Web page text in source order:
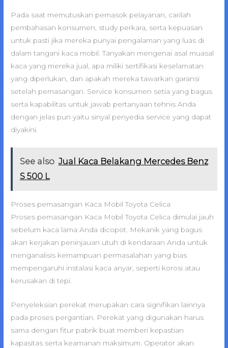
Pada saat memutuskan pemasok pelayanan, carilah
pembahasan konsumen, study perkara, serta kepuasan
untuk pasti jika mereka punyai pengalaman yang luas di
dalam tangani kaca mobil. Tanyakan mengenai asal muasal
kaca yang mereka jual, apa miliki sertifikasi keselamatan
yang diperlukan, dan apakah mereka tawarkan garansi
setelah pemasangan. Service konsumen setia yang bagus
serta kapabilitas untuk jawab pertanyaan tehnis Anda
dengan jelas pun yaitu sinyal penyedia service yang dapat
diyakini.
See also Jual Kaca Belakang Mercedes Benz
S 500 L
Proses pemasangan Kaca Mobil Toyota Celica
Proses pemasangan Kaca Mobil Toyota Celica dimulai jauh
sebelum kaca lama Anda dicopot. Mekanik yang bagus
akan kerjakan peninjauan utuh di kendaraan Anda untuk
menganalisis kemampuan permasalahan yang bias
mempengaruhi instalasi kaca anyar, seperti korosi atau
kerusakan di tepi.
Penyeleksian perekat merupakan cara signifikan lainnya
pada proses pergantian. Perekat yang digunakan harus
sama dengan fitur pabrik buat memberi kepastian
kapasitas serta keamanan maksimum. Operator akan